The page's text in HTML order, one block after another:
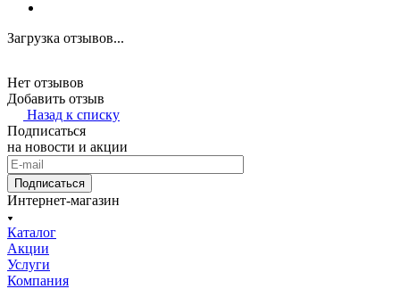
Загрузка отзывов...
Нет отзывов
Добавить отзыв
Назад к списку
Подписаться
на новости и акции
Подписаться
Интернет-магазин
Каталог
Акции
Услуги
Компания